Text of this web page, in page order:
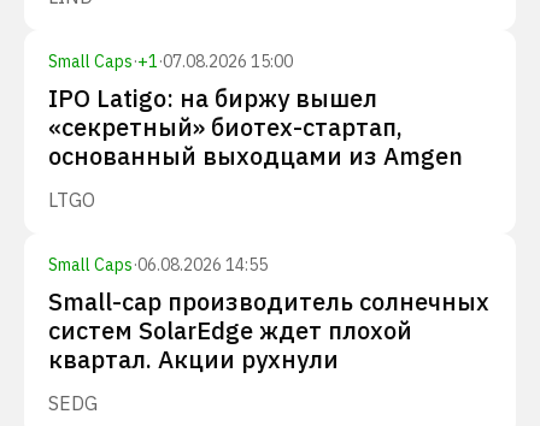
Small Caps·+1·07.08.2026 15:00
IPO Latigo: на биржу вышел
«секретный» биотех-стартап,
основанный выходцами из Amgen
LTGO
Small Caps·06.08.2026 14:55
Small-cap производитель солнечных
систем SolarEdge ждет плохой
квартал. Акции рухнули
SEDG